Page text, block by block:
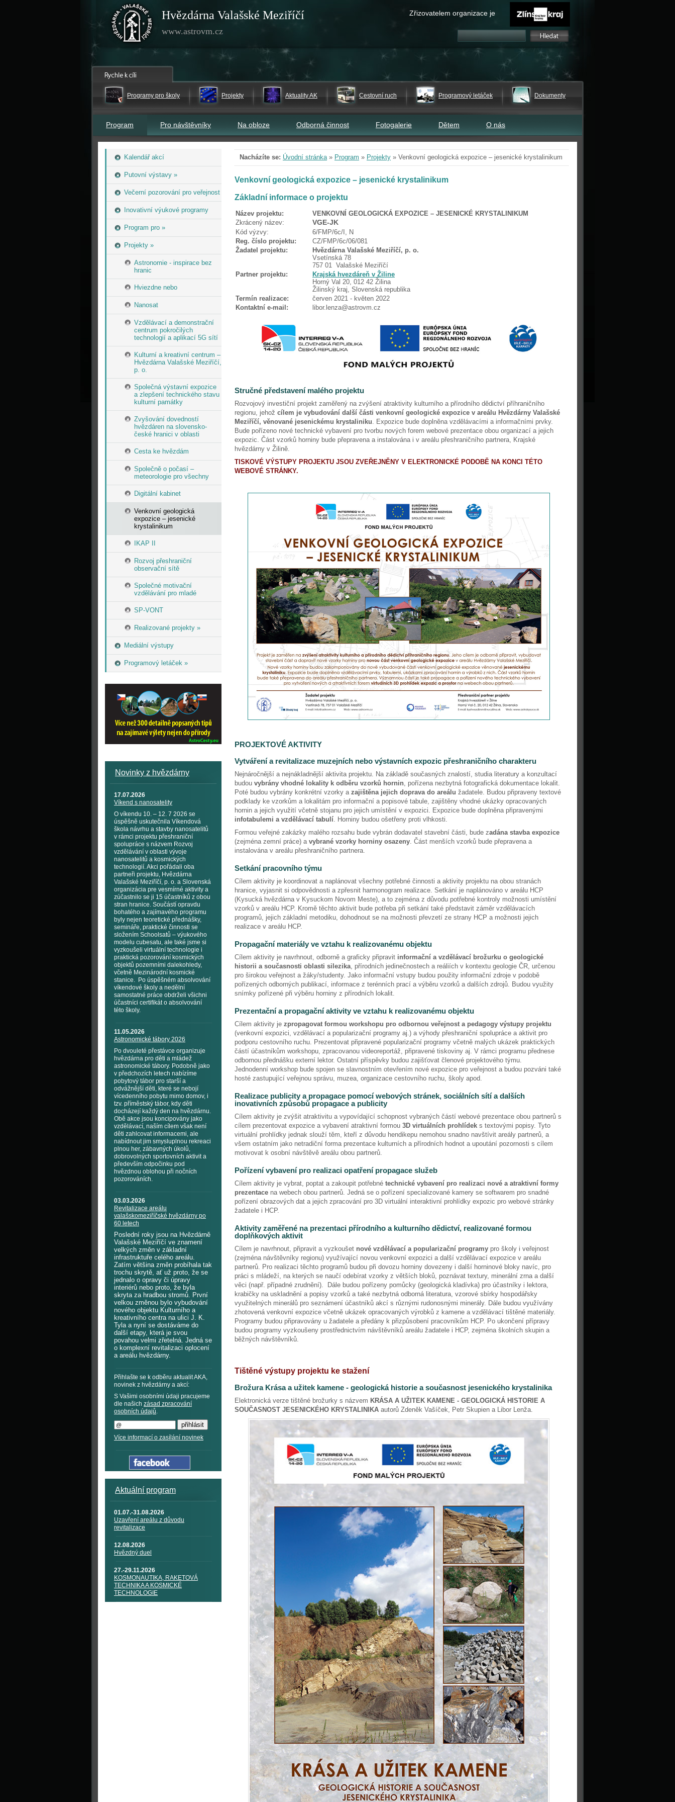
Hvězdárna Valašské Meziříčí
www.astrovm.cz
Zřizovatelem organizace je
Programy pro školy Projekty Aktuality AK Cestovní ruch Programový letáček Dokumenty
Program Pro návštěvníky Na obloze Odborná činnost Fotogalerie Dětem O nás
Kalendář akcí
Putovní výstavy »
Večerní pozorování pro veřejnost
Inovativní výukové programy
Program pro »
Projekty »
Astronomie - inspirace bez
hranic
Hviezdne nebo
Nanosat
Vzdělávací a demonstrační
centrum pokročilých
technologií a aplikací 5G sítí
Kulturní a kreativní centrum –
Hvězdárna Valašské Meziříčí,
p. o.
Společná výstavní expozice
a zlepšení technického stavu
kulturní památky
Zvyšování dovedností
hvězdáren na slovensko-
české hranici v oblasti
Cesta ke hvězdám
Společně o počasí –
meteorologie pro všechny
Digitální kabinet
Venkovní geologická
expozice – jesenické
krystalinikum
IKAP II
Rozvoj přeshraniční
observační sítě
Společné motivační
vzdělávání pro mladé
SP-VONT
Realizované projekty »
Mediální výstupy
Programový letáček »
Novinky z hvězdárny
17.07.2026
Víkend s nanosatelity
O víkendu 10. – 12. 7 2026 se
úspěšně uskutečnila Víkendová
škola návrhu a stavby nanosatelitů
v rámci projektu přeshraniční
spolupráce s názvem Rozvoj
vzdělávání v oblasti vývoje
nanosatelitů a kosmických
technologií. Akci pořádali oba
partneři projektu, Hvězdárna
Valašské Meziříčí, p. o. a Slovenská
organizácia pre vesmírné aktivity a
zúčastnilo se ji 15 účastníků z obou
stran hranice. Součástí opravdu
bohatého a zajímavého programu
byly nejen teoretické přednášky,
semináře, praktické činnosti se
složením Schoolsatů – výukového
modelu cubesatu, ale také jsme si
vyzkoušeli virtuální technologie i
praktická pozorování kosmických
objektů pozemními dalekohledy,
včetně Mezinárodní kosmické
stanice. Po úspěšném absolvování
víkendové školy a nedělní
samostatné práce obdrželi všichni
účastníci certifikát o absolvování
této školy.
11.05.2026
Astronomické tábory 2026
Po dvouleté přestávce organizuje
hvězdárna pro děti a mládež
astronomické tábory. Podobně jako
v předchozích letech nabízíme
pobytový tábor pro starší a
odvážnější děti, které se nebojí
vícedenního pobytu mimo domov, i
tzv. příměstský tábor, kdy děti
docházejí každý den na hvězdárnu.
Obě akce jsou koncipovány jako
vzdělávací, naším cílem však není
děti zahlcovat informacemi, ale
nabídnout jim smysluplnou rekreaci
plnou her, zábavných úkolů,
dobrovolných sportovních aktivit a
především odpočinku pod
hvězdnou oblohou při nočních
pozorováních.
03.03.2026
Revitalizace areálu
valašskomeziříčské hvězdárny po
60 letech
Poslední roky jsou na Hvězdárně
Valašské Meziříčí ve znamení
velkých změn v základní
infrastruktuře celého areálu.
Zatím většina změn probíhala tak
trochu skrytě, ať už proto, že se
jednalo o opravy či úpravy
interiérů nebo proto, že byla
skryta za hradbou stromů. První
velkou změnou bylo vybudování
nového objektu Kulturního a
kreativního centra na ulici J. K.
Tyla a nyní se dostáváme do
další etapy, která je svou
povahou velmi zřetelná. Jedná se
o komplexní revitalizaci oplocení
a areálu hvězdárny.
Přihlašte se k odběru aktualit AKA,
novinek z hvězdárny a akcí:
S Vašimi osobními údaji pracujeme
dle našich zásad zpracování
osobních údajů.
Více informací o zasílání novinek
Aktuální program
01.07.-31.08.2026
Uzavření areálu z důvodu
revitalizace
12.08.2026
Hvězdný duel
27.-29.11.2026
KOSMONAUTIKA, RAKETOVÁ
TECHNIKA A KOSMICKÉ
TECHNOLOGIE
Nacházíte se: Úvodní stránka» Program » Projekty » Venkovní geologická expozice – jesenické krystalinikum
Venkovní geologická expozice – jesenické krystalinikum
Základní informace o projektu
Název projektu:
VENKOVNÍ GEOLOGICKÁ EXPOZICE – JESENICKÉ KRYSTALINIKUM
Zkrácený název:
VGE-JK
Kód výzvy:
6/FMP/6c/I, N
Reg. číslo projektu:
CZ/FMP/6c/06/081
Žadatel projektu:
Hvězdárna Valašské Meziříčí, p. o.
Vsetínská 78
757 01 Valašské Meziříčí
Partner projektu:
Krajská hvezdáreň v Žiline
Horný Val 20, 012 42 Žilina
Žilinský kraj, Slovenská republika
Termín realizace:
červen 2021 - květen 2022
Kontaktní e-mail:
libor.lenza@astrovm.cz
Stručné představení malého projektu
Rozvojový investiční projekt zaměřený na zvýšení atraktivity kulturního a přírodního dědictví příhraničního
regionu, jehož cílem je vybudování další části venkovní geologické expozice v areálu Hvězdárny Valašské
Meziříčí, věnované jesenickému krystaliniku. Expozice bude doplněna vzdělávacími a informačními prvky.
Bude pořízeno nové technické vybavení pro tvorbu nových forem webové prezentace obou organizací a jejich
expozic. Část vzorků horniny bude přepravena a instalována i v areálu přeshraničního partnera, Krajské
hvězdárny v Žilině.
TISKOVÉ VÝSTUPY PROJEKTU JSOU ZVEŘEJNĚNY V ELEKTRONICKÉ PODOBĚ NA KONCI TÉTO
WEBOVÉ STRÁNKY.
PROJEKTOVÉ AKTIVITY
Vytváření a revitalizace muzejních nebo výstavních expozic přeshraničního charakteru
Nejnáročnější a nejnákladnější aktivita projektu. Na základě současných znalostí, studia literatury a konzultací
budou vybrány vhodné lokality k odběru vzorků hornin, pořízena nezbytná fotografická dokumentace lokalit.
Poté budou vybrány konkrétní vzorky a zajištěna jejich doprava do areálu žadatele. Budou připraveny textové
podklady ke vzorkům a lokalitám pro informační a popisové tabule, zajištěny vhodné ukázky opracovaných
hornin a jejich využití včetně stojanu pro jejich umístění v expozici. Expozice bude doplněna připravenými
infotabulemi a vzdělávací tabulí. Horniny budou ošetřeny proti vlhkosti.
Formou veřejné zakázky malého rozsahu bude vybrán dodavatel stavební části, bude zadána stavba expozice
(zejména zemní práce) a vybrané vzorky horniny osazeny. Část menších vzorků bude přepravena a
instalována v areálu přeshraničního partnera.
Setkání pracovního týmu
Cílem aktivity je koordinovat a naplánovat všechny potřebné činnosti a aktivity projektu na obou stranách
hranice, vyjasnit si odpovědnosti a zpřesnit harmonogram realizace. Setkání je naplánováno v areálu HCP
(Kysucká hvězdárna v Kysuckom Novom Meste), a to zejména z důvodu potřebné kontroly možnosti umístění
vzorků v areálu HCP. Kromě těchto aktivit bude potřeba při setkání také představit záměr vzdělávacích
programů, jejich základní metodiku, dohodnout se na možnosti převzetí ze strany HCP a možnosti jejich
realizace v areálu HCP.
Propagační materiály ve vztahu k realizovanému objektu
Cílem aktivity je navrhnout, odborně a graficky připravit informační a vzdělávací brožurku o geologické
historii a současnosti oblasti silezika, přírodních jedinečnostech a reáliích v kontextu geologie ČR, určenou
pro širokou veřejnost a žáky/studenty. Jako informační vstupy budou použity informační zdroje v podobě
pořízených odborných publikací, informace z terénních prací a výběru vzorků a dalších zdrojů. Budou využity
snímky pořízené při výběru horniny z přírodních lokalit.
Prezentační a propagační aktivity ve vztahu k realizovanému objektu
Cílem aktivity je zpropagovat formou workshopu pro odbornou veřejnost a pedagogy výstupy projektu
(venkovní expozici, vzdělávací a popularizační programy aj.) a výhody přeshraniční spolupráce a aktivit pro
podporu cestovního ruchu. Prezentovat připravené popularizační programy včetně malých ukázek praktických
částí účastníkům workshopu, zpracovanou videoreportáž, připravené tiskoviny aj. V rámci programu přednese
odbornou přednášku externí lektor. Ostatní příspěvky budou zajišťovat členové projektového týmu.
Jednodenní workshop bude spojen se slavnostním otevřením nové expozice pro veřejnost a budou pozváni také
hosté zastupující veřejnou správu, muzea, organizace cestovního ruchu, školy apod.
Realizace publicity a propagace pomocí webových stránek, sociálních sítí a dalších
inovativních způsobů propagace a publicity
Cílem aktivity je zvýšit atraktivitu a vypovídající schopnost vybraných částí webové prezentace obou partnerů s
cílem prezentovat expozice a vybavení atraktivní formou 3D virtuálních prohlídek s textovými popisy. Tyto
virtuální prohlídky jednak slouží těm, kteří z důvodu hendikepu nemohou snadno navštívit areály partnerů, a
všem ostatním jako netradiční forma prezentace kulturních a přírodních hodnot a upoutání pozornosti s cílem
motivovat k osobní návštěvě areálu obou partnerů.
Pořízení vybavení pro realizaci opatření propagace služeb
Cílem aktivity je vybrat, poptat a zakoupit potřebné technické vybavení pro realizaci nové a atraktivní formy
prezentace na webech obou partnerů. Jedná se o pořízení specializované kamery se softwarem pro snadné
pořízení obrazových dat a jejich zpracování pro 3D virtuální interaktivní prohlídky expozic pro webové stránky
žadatele i HCP.
Aktivity zaměřené na prezentaci přírodního a kulturního dědictví, realizované formou
doplňkových aktivit
Cílem je navrhnout, připravit a vyzkoušet nové vzdělávací a popularizační programy pro školy i veřejnost
(zejména návštěvníky regionu) využívající novou venkovní expozici a další vzdělávací expozice v areálu
partnerů. Pro realizaci těchto programů budou při dovozu horniny dovezeny i další horninové bloky navíc, pro
práci s mládeží, na kterých se naučí odebírat vzorky z větších bloků, poznávat textury, minerální zrna a další
věci (např. případné zrudnění). Dále budou pořízeny pomůcky (geologická kladívka) pro účastníky i lektora,
krabičky na uskladnění a popisy vzorků a také nezbytná odborná literatura, vzorové sbírky hospodářsky
využitelných minerálů pro seznámení účastníků akcí s různými rudonosnými minerály. Dále budou využívány
zhotovená venkovní expozice včetně ukázek opracovaných výrobků z kamene a vzdělávací tištěné materiály.
Programy budou připravovány u žadatele a předány k přizpůsobení pracovníkům HCP. Po ukončení přípravy
budou programy vyzkoušeny prostřednictvím návštěvníků areálu žadatele i HCP, zejména školních skupin a
běžných návštěvníků.
Tištěné výstupy projektu ke stažení
Brožura Krása a užitek kamene - geologická historie a současnost jesenického krystalinika
Elektronická verze tištěné brožurky s názvem KRÁSA A UŽITEK KAMENE - GEOLOGICKÁ HISTORIE A
SOUČASNOST JESENICKÉHO KRYSTALINIKA autorů Zdeněk Vašíček, Petr Skupien a Libor Lenža.